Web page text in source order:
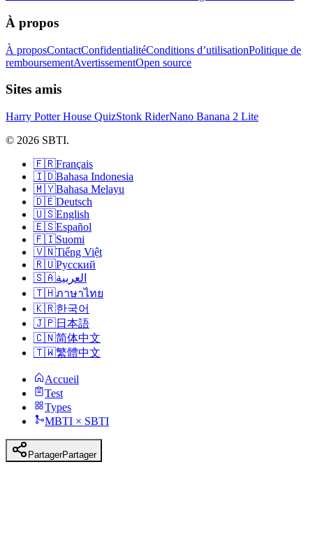
À propos
À proposContactConfidentialitéConditions d’utilisationPolitique de
remboursementAvertissementOpen source
Sites amis
Harry Potter House QuizStonk RiderNano Banana 2 Lite
© 2026 SBTI.
🇫🇷Français
🇮🇩Bahasa Indonesia
🇲🇾Bahasa Melayu
🇩🇪Deutsch
🇺🇸English
🇪🇸Español
🇫🇮Suomi
🇻🇳Tiếng Việt
🇷🇺Русский
🇸🇦العربية
🇹🇭ภาษาไทย
🇰🇷한국어
🇯🇵日本語
🇨🇳简体中文
🇹🇼繁體中文
Accueil
Test
Types
MBTI × SBTI
PartagerPartager